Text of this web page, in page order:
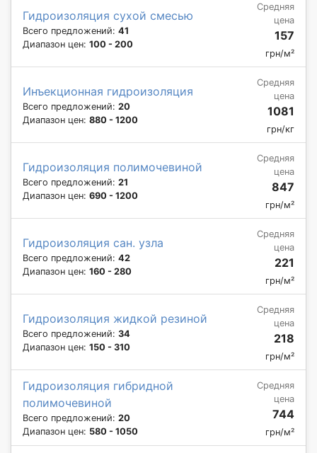
Гидроизоляция сухой смесью
Всего предложений: 41
Диапазон цен: 100 - 200
Средняя
цена
157
грн/м²
Инъекционная гидроизоляция
Всего предложений: 20
Диапазон цен: 880 - 1200
Средняя
цена
1081
грн/кг
Гидроизоляция полимочевиной
Всего предложений: 21
Диапазон цен: 690 - 1200
Средняя
цена
847
грн/м²
Гидроизоляция сан. узла
Всего предложений: 42
Диапазон цен: 160 - 280
Средняя
цена
221
грн/м²
Гидроизоляция жидкой резиной
Всего предложений: 34
Диапазон цен: 150 - 310
Средняя
цена
218
грн/м²
Гидроизоляция гибридной
полимочевиной
Всего предложений: 20
Диапазон цен: 580 - 1050
Средняя
цена
744
грн/м²